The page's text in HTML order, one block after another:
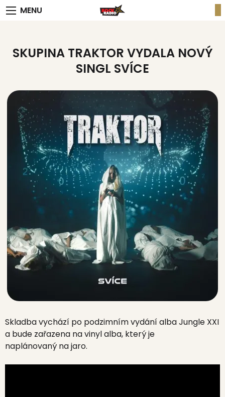
MENU
SKUPINA TRAKTOR VYDALA NOVÝ
SINGL SVÍCE
Skladba vychází po podzimním vydání alba Jungle XXI
a bude zařazena na vinyl alba, který je
naplánovaný na jaro.